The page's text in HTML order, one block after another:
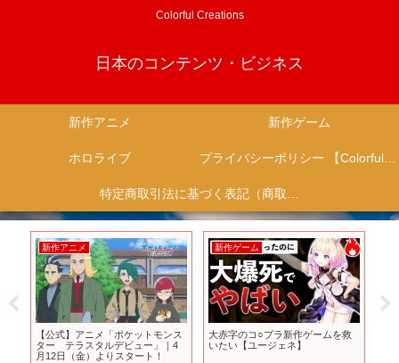
Colorful Creations
日本のコンテンツ・ビジネス
新作アニメ 新作ゲーム
ホロライブ プライバシーポリシー 【Colorful Creation】
特定商取引法に基づく表記（商取引に関する開示）
新作アニメ
【公式】アニメ「ポケットモンス
ター テラスタルデビュー」｜4
月12日（金）よりスタート！
新作ゲーム
大赤字のコ○プラ新作ゲームを救
いたい【ユージェネ】